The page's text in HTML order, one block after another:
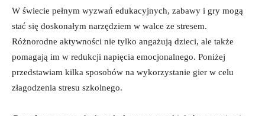
W​ świecie pełnym wyzwań edukacyjnych, zabawy i ‍gry⁤ mogą
stać się doskonałym ​narzędziem w walce ze stresem.⁣
Różnorodne​ aktywności nie ⁣tylko angażują dzieci, ale także
pomagają im w redukcji napięcia emocjonalnego. Poniżej
przedstawiam kilka ‌sposobów na wykorzystanie ⁣gier w celu
złagodzenia stresu szkolnego.